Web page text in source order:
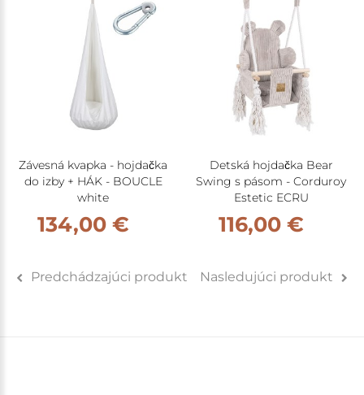
Závesná kvapka - hojdačka
do izby + HÁK - BOUCLE
white
134,00 €
Detská hojdačka Bear
Swing s pásom - Corduroy
Estetic ECRU
116,00 €
Predchádzajúci produkt Nasledujúci produkt